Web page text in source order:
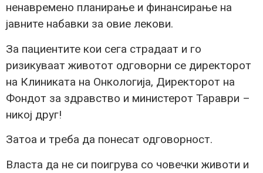
ненавремено планирање и финансирање на
јавните набавки за овие лекови.
За пациентите кои сега страдаат и го
ризикуваат животот одговорни се директорот
на Клиниката на Онкологија, Директорот на
Фондот за здравство и министерот Тараври –
никој друг!
Затоа и треба да понесат одговорност.
Власта да не си поигрува со човечки животи и